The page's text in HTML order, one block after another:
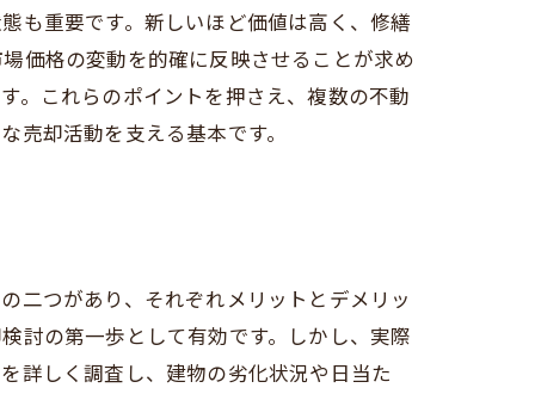
も重要です。新しいほど価値は高く、修繕
価格の変動を的確に反映させることが求め
。これらのポイントを押さえ、複数の不動
却活動を支える基本です。
二つがあり、それぞれメリットとデメリッ
討の第一歩として有効です。しかし、実際
詳しく調査し、建物の劣化状況や日当た